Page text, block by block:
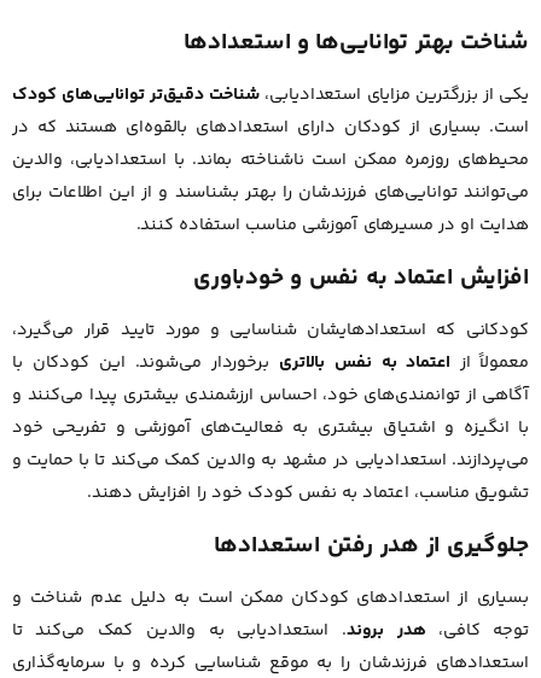
شناخت بهتر توانایی‌ها و استعدادها
یکی از بزرگترین مزایای استعدادیابی،شناخت دقیق‌تر توانایی‌های کودک
است. بسیاری از کودکان دارای استعدادهای بالقوه‌ای هستند که در
محیط‌های روزمره ممکن است ناشناخته بماند. با استعدادیابی، والدین
می‌توانند توانایی‌های فرزندشان را بهتر بشناسند و از این اطلاعات برای
هدایت او در مسیرهای آموزشی مناسب استفاده کنند.
افزایش اعتماد به نفس و خودباوری
کودکانی که استعدادهایشان شناسایی و مورد تایید قرار می‌گیرد،
معمولاً از اعتماد به نفس بالاتری برخوردار می‌شوند. این کودکان با
آگاهی از توانمندی‌های خود، احساس ارزشمندی بیشتری پیدا می‌کنند و
با انگیزه و اشتیاق بیشتری به فعالیت‌های آموزشی و تفریحی خود
می‌پردازند. استعدادیابی در مشهد به والدین کمک می‌کند تا با حمایت و
تشویق مناسب، اعتماد به نفس کودک خود را افزایش دهند.
جلوگیری از هدر رفتن استعدادها
بسیاری از استعدادهای کودکان ممکن است به دلیل عدم شناخت و
توجه کافی، هدر بروند. استعدادیابی به والدین کمک می‌کند تا
استعدادهای فرزندشان را به موقع شناسایی کرده و با سرمایه‌گذاری